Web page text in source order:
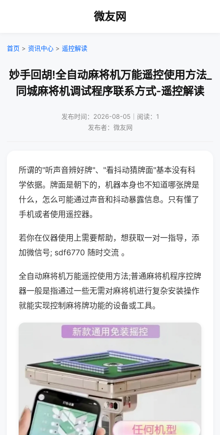
微友网
首页 > 资讯中心 > 遥控解读
妙手回胡!全自动麻将机万能遥控使用方法_
同城麻将机调试程序联系方式-遥控解读
发布时间：2026-08-05｜阅读：1
发布者：微友网
所谓的"听声音辨好牌"、"看抖动猜牌面"基本没有科
学依据。牌面是朝下的，机器本身也不知道哪张牌是
什么，怎么可能通过声音和抖动暴露信息。只有懂了
手机或者使用遥控器。
若你在仪器使用上需要帮助，想获取一对一指导，添
加微信号; sdf6770 随时交流 。
全自动麻将机万能遥控使用方法;普通麻将机程序控牌
器一般是指通过一些无需对麻将机进行复杂安装操作
就能实现控制麻将牌功能的设备或工具。